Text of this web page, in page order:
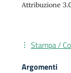
Attribuzione
Stampa /
Argomenti